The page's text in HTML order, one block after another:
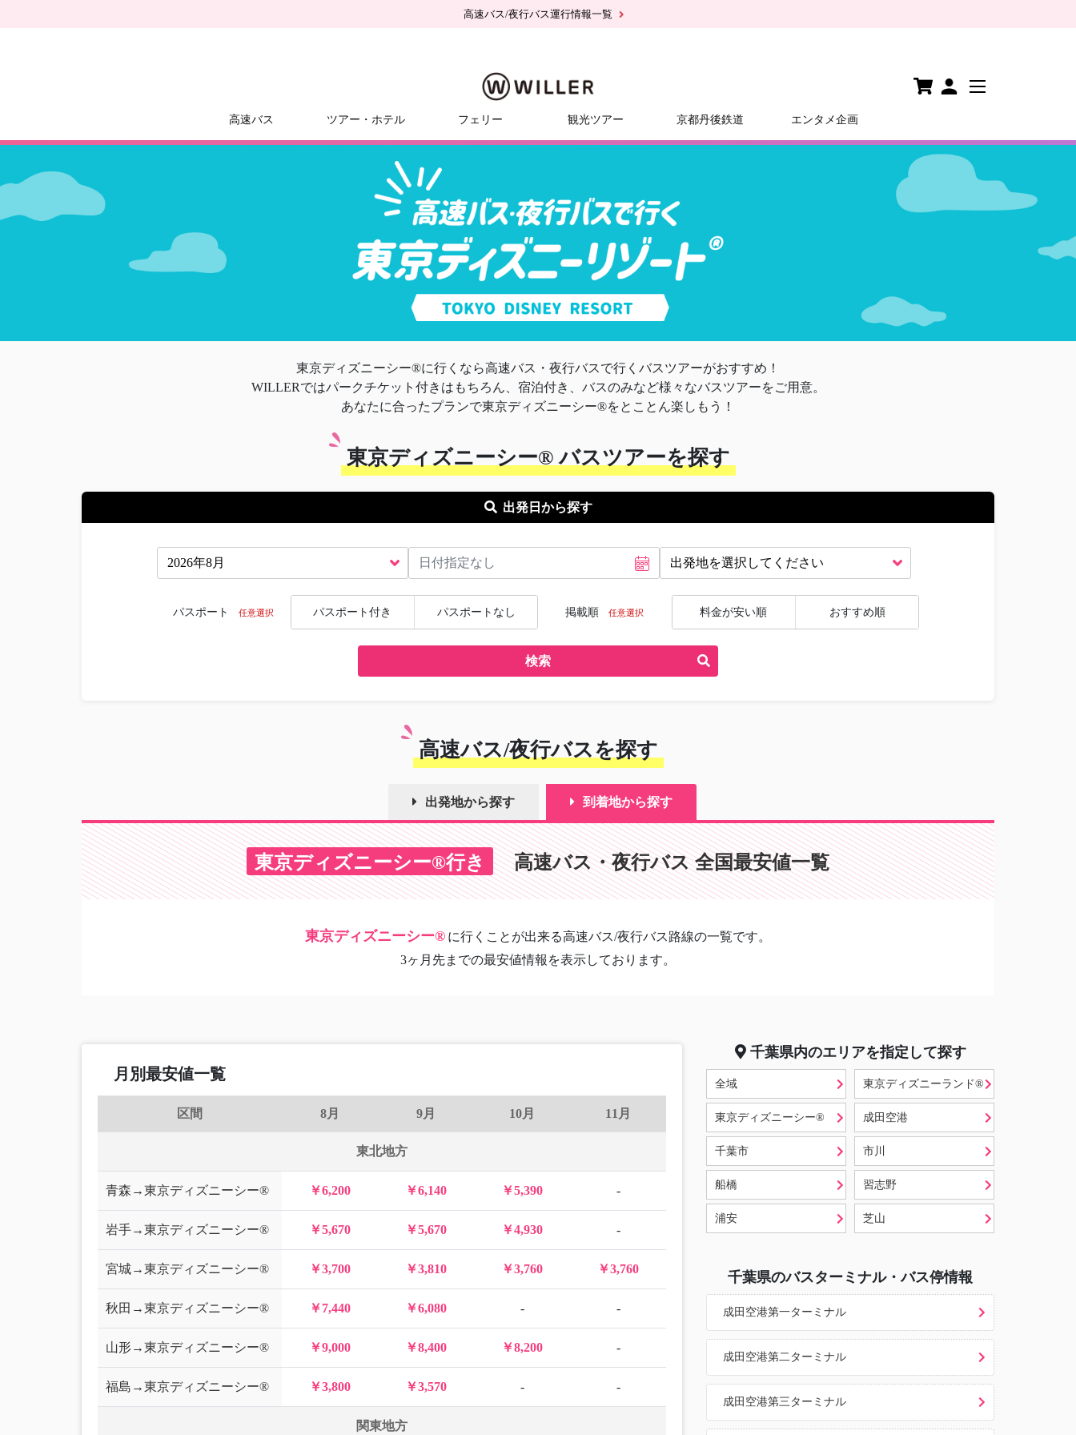
高速バス/夜行バス運行情報一覧
高速バス ツアー・ホテル フェリー 観光ツアー 京都丹後鉄道 エンタメ企画
東京ディズニーシー®に行くなら高速バス・夜行バスで行くバスツアーがおすすめ！
WILLERではパークチケット付きはもちろん、宿泊付き、バスのみなど様々なバスツアーをご用意。
あなたに合ったプランで東京ディズニーシー®をとことん楽しもう！
東京ディズニーシー® バスツアーを探す
出発日から探す
パスポート 任意選択 パスポート付き パスポートなし 掲載順 任意選択 料金が安い順 おすすめ順
検索
高速バス/夜行バスを探す
出発地から探す 到着地から探す
東京ディズニーシー®行き 高速バス・夜行バス 全国最安値一覧
東京ディズニーシー® に行くことが出来る高速バス/夜行バス路線の一覧です。
3ヶ月先までの最安値情報を表示しております。
月別最安値一覧
区間 8月 9月 10月 11月
東北地方
青森→東京ディズニーシー® ￥6,200 ￥6,140 ￥5,390 -
岩手→東京ディズニーシー® ￥5,670 ￥5,670 ￥4,930 -
宮城→東京ディズニーシー® ￥3,700 ￥3,810 ￥3,760 ￥3,760
秋田→東京ディズニーシー® ￥7,440 ￥6,080 - -
山形→東京ディズニーシー® ￥9,000 ￥8,400 ￥8,200 -
福島→東京ディズニーシー® ￥3,800 ￥3,570 - -
関東地方
千葉県内のエリアを指定して探す
全域 東京ディズニーランド®
東京ディズニーシー® 成田空港
千葉市 市川
船橋 習志野
浦安 芝山
千葉県のバスターミナル・バス停情報
成田空港第一ターミナル
成田空港第二ターミナル
成田空港第三ターミナル